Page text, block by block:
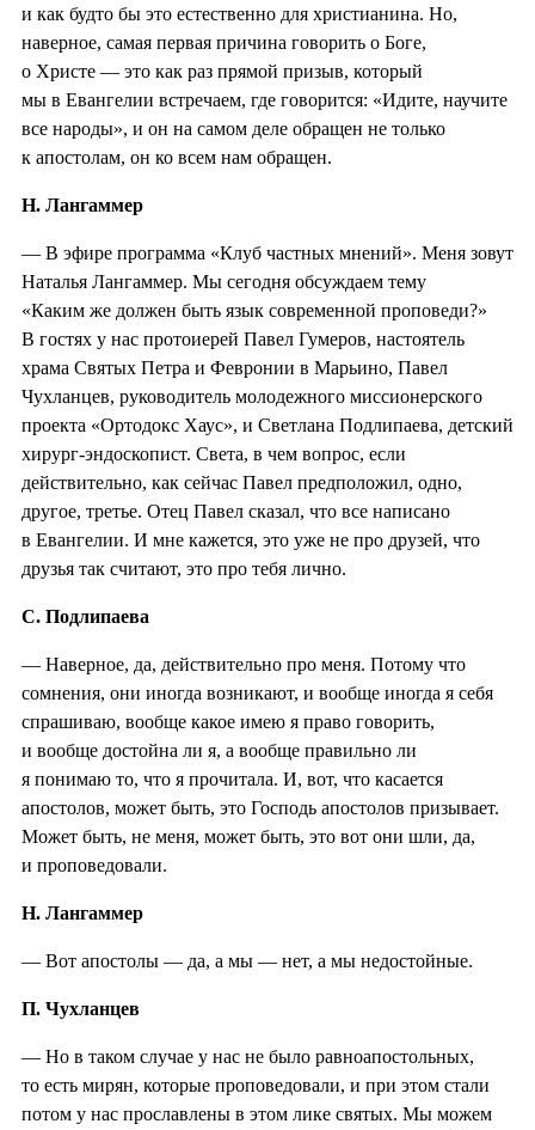
и как будто бы это естественно для христианина. Но,
наверное, самая первая причина говорить о Боге,
о Христе — это как раз прямой призыв, который
мы в Евангелии встречаем, где говорится: «Идите, научите
все народы», и он на самом деле обращен не только
к апостолам, он ко всем нам обращен.
Н. Лангаммер
— В эфире программа «Клуб частных мнений». Меня зовут
Наталья Лангаммер. Мы сегодня обсуждаем тему
«Каким же должен быть язык современной проповеди?»
В гостях у нас протоиерей Павел Гумеров, настоятель
храма Святых Петра и Февронии в Марьино, Павел
Чухланцев, руководитель молодежного миссионерского
проекта «Ортодокс Хаус», и Светлана Подлипаева, детский
хирург-эндоскопист. Света, в чем вопрос, если
действительно, как сейчас Павел предположил, одно,
другое, третье. Отец Павел сказал, что все написано
в Евангелии. И мне кажется, это уже не про друзей, что
друзья так считают, это про тебя лично.
С. Подлипаева
— Наверное, да, действительно про меня. Потому что
сомнения, они иногда возникают, и вообще иногда я себя
спрашиваю, вообще какое имею я право говорить,
и вообще достойна ли я, а вообще правильно ли
я понимаю то, что я прочитала. И, вот, что касается
апостолов, может быть, это Господь апостолов призывает.
Может быть, не меня, может быть, это вот они шли, да,
и проповедовали.
Н. Лангаммер
— Вот апостолы — да, а мы — нет, а мы недостойные.
П. Чухланцев
— Но в таком случае у нас не было равноапостольных,
то есть мирян, которые проповедовали, и при этом стали
потом у нас прославлены в этом лике святых. Мы можем